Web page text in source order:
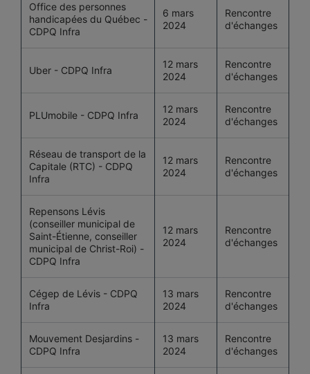
Office des personnes
handicapées du Québec -
CDPQ Infra
6 mars
2024
Rencontre
d'échanges
Uber - CDPQ Infra
12 mars
2024
Rencontre
d'échanges
PLUmobile - CDPQ Infra
12 mars
2024
Rencontre
d'échanges
Réseau de transport de la
Capitale (RTC) - CDPQ
Infra
12 mars
2024
Rencontre
d'échanges
Repensons Lévis
(conseiller municipal de
Saint-Étienne, conseiller
municipal de Christ-Roi) -
CDPQ Infra
12 mars
2024
Rencontre
d'échanges
Cégep de Lévis - CDPQ
Infra
13 mars
2024
Rencontre
d'échanges
Mouvement Desjardins -
CDPQ Infra
13 mars
2024
Rencontre
d'échanges